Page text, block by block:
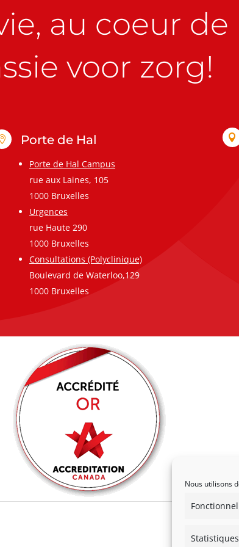
Nous utilisons
Fonctionnel
Statistiques
au coeur de
voor zorg!
Porte de Hal
Porte de Hal Campus
rue aux Laines, 105
1000 Bruxelles
Urgences
rue Haute 290
1000 Bruxelles
Consultations (Polyclinique)
Boulevard de Waterloo,129
1000 Bruxelles
